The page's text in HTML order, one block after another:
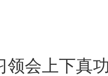
领会上下真